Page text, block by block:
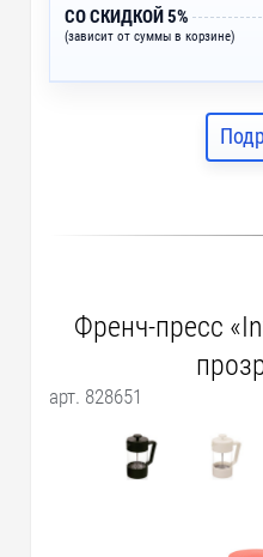
СО СКИДКОЙ 5%
(зависит от суммы в корзине)
Френч-пресс
арт. 828651